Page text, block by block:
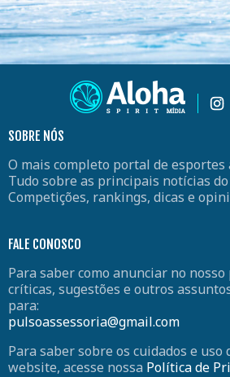
SOBRE NÓS
O mais completo portal de esportes
Tudo sobre as principais notícias
Competições, rankings, dicas e
FALE CONOSCO
Para saber como anunciar no
críticas, sugestões e outros
para:
pulsoassessoria@gmail.com
Para saber sobre os cuidados e uso
website, acesse nossa Política de